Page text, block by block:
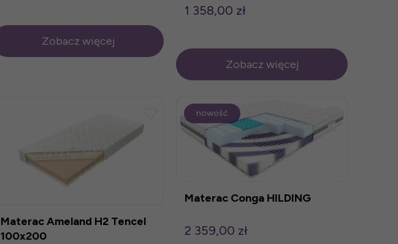
Zobacz więcej
1 358,00 zł
Zobacz więcej
Materac Ameland H2 Tencel
100x200
Materac Conga HILDING
2 359,00 zł
nowość